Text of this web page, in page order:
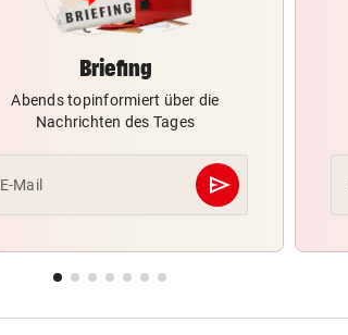
Briefing
Abends topinformiert über die
Nachrichten des Tages
E-Mail send
Abschicken